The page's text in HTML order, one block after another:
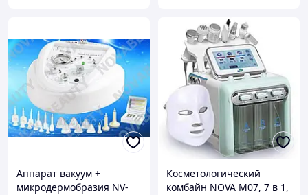
Аппарат вакуум +
микродермобразия NV-
Косметологический
комбайн NOVA М07, 7 в 1,